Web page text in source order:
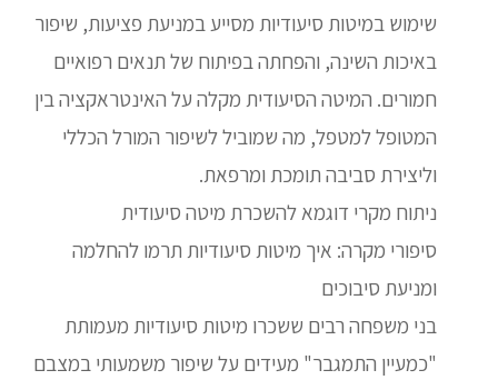
שימוש במיטות סיעודיות מסייע במניעת פציעות, שיפור
באיכות השינה, והפחתה בפיתוח של תנאים רפואיים
חמורים. המיטה הסיעודית מקלה על האינטראקציה בין
המטופל למטפל, מה שמוביל לשיפור המורל הכללי
וליצירת סביבה תומכת ומרפאת.
ניתוח מקרי דוגמא להשכרת מיטה סיעודית
סיפורי מקרה: איך מיטות סיעודיות תרמו להחלמה
ומניעת סיבוכים
בני משפחה רבים ששכרו מיטות סיעודיות מעמותת
"כמעיין התמגבר" מעידים על שיפור משמעותי במצבם